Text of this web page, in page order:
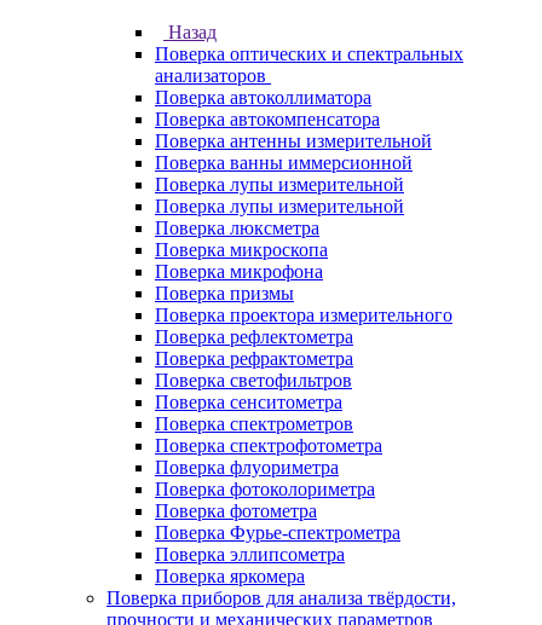
Назад
Поверка оптических и спектральных
анализаторов
Поверка автоколлиматора
Поверка автокомпенсатора
Поверка антенны измерительной
Поверка ванны иммерсионной
Поверка лупы измерительной
Поверка лупы измерительной
Поверка люксметра
Поверка микроскопа
Поверка микрофона
Поверка призмы
Поверка проектора измерительного
Поверка рефлектометра
Поверка рефрактометра
Поверка светофильтров
Поверка сенситометра
Поверка спектрометров
Поверка спектрофотометра
Поверка флуориметра
Поверка фотоколориметра
Поверка фотометра
Поверка Фурье-спектрометра
Поверка эллипсометра
Поверка яркомера
Поверка приборов для анализа твёрдости,
прочности и механических параметров